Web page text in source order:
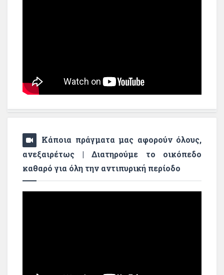
Κάποια πράγματα μας αφορούν όλους,
ανεξαιρέτως | Διατηρούμε το οικόπεδο
καθαρό για όλη την αντιπυρική περίοδο